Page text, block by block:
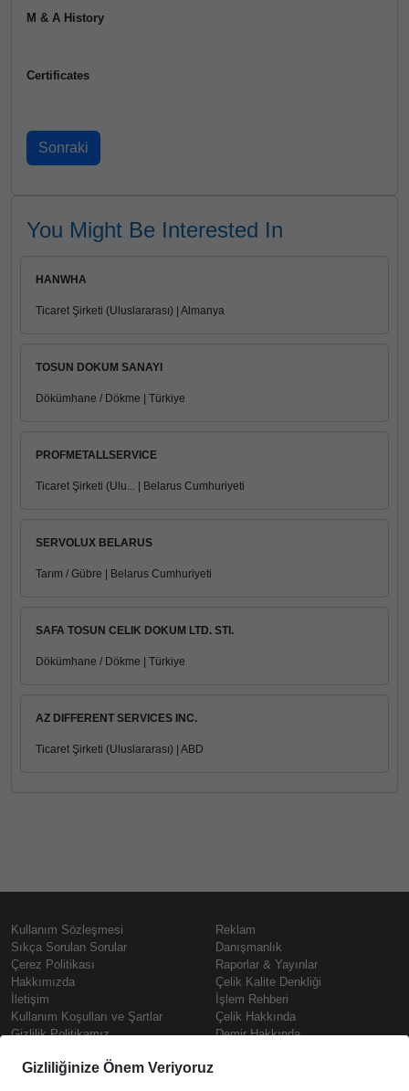
M & A History
Certificates
You Might Be Interested In
HANWHA
Ticaret Şirketi (Uluslararası) | Almanya
TOSUN DOKUM SANAYI
Dökümhane / Dökme | Türkiye
PROFMETALLSERVICE
Ticaret Şirketi (Ulu... | Belarus Cumhuriyeti
SERVOLUX BELARUS
Tarım / Gübre | Belarus Cumhuriyeti
SAFA TOSUN CELIK DOKUM LTD. STI.
Dökümhane / Dökme | Türkiye
AZ DIFFERENT SERVICES INC.
Ticaret Şirketi (Uluslararası) | ABD
Kullanım Sözleşmesi
Sıkça Sorulan Sorular
Çerez Politikası
Hakkımızda
İletişim
Kullanım Koşulları ve Şartlar
Gizlilik Politikamız
Prime
Reklam
Danışmanlık
Raporlar & Yayınlar
Çelik Kalite Denkliği
İşlem Rehberi
Çelik Hakkında
Demir Hakkında